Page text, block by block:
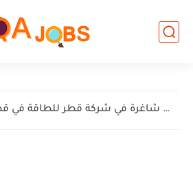
وظائف شاغرة في شركة إنيرميك (EnerMech) في قطر